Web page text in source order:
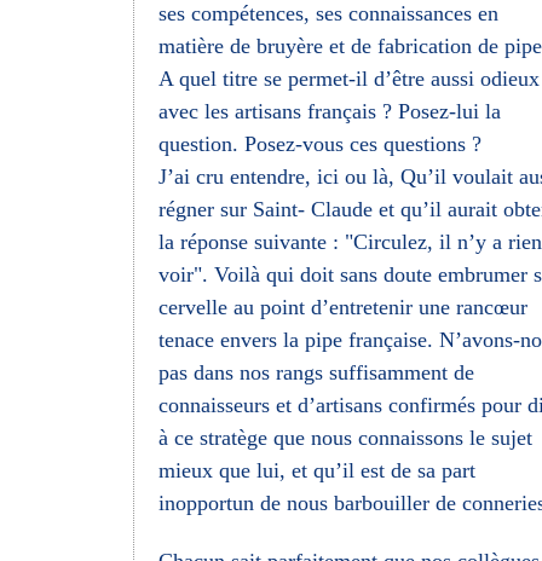
ses compétences, ses connaissances en
matière de bruyère et de fabrication de
A quel titre se permet-il d’être aussi odieux
avec les artisans français ? Posez-lui la
question. Posez-vous ces questions ?
J’ai cru entendre, ici ou là, Qu’il voulait
régner sur Saint- Claude et qu’il aurait
la réponse suivante : "Circulez, il n’y a
voir". Voilà qui doit sans doute embrumer
cervelle au point d’entretenir une rancœur
tenace envers la pipe française. N’avons-
pas dans nos rangs suffisamment de
connaisseurs et d’artisans confirmés pour
à ce stratège que nous connaissons le sujet
mieux que lui, et qu’il est de sa part
inopportun de nous barbouiller de